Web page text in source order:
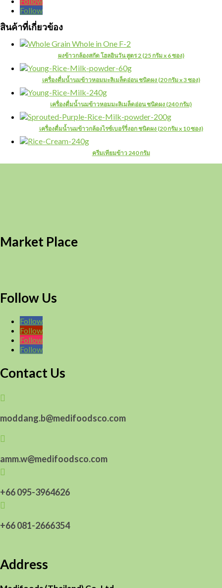
Follow
สินค้าที่เกี่ยวข้อง
ผงข้าวกล้องสกัด โฮลอินวัน สูตร 2 (25 กรัม x 6 ซอง)
เครื่องดื่มน้ำนมข้าวหอมมะลิเมล็ดอ่อน ชนิดผง (20 กรัม x 3 ซอง)
เครื่องดื่มน้ำนมข้าวหอมมะลิเมล็ดอ่อน ชนิดผง (240 กรัม)
เครื่องดื่มน้ำนมข้าวกล้องไรซ์เบอร์รี่งอก ชนิดผง (20 กรัม x 10 ซอง)
ครีมเทียมข้าว 240 กรัม
Market Place
Follow Us
Follow
Follow
Follow
Follow
Contact Us

moddang.b@medifoodsco.com

amm.w@medifoodsco.com

+66 095-3964626

+66 081-2666354
Address